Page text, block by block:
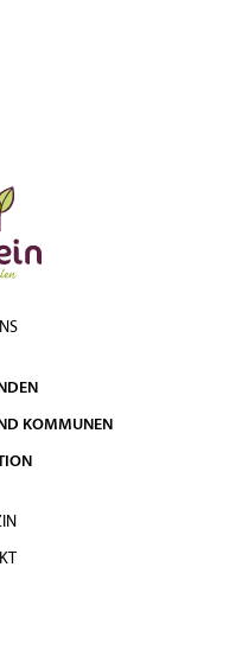
KOMMUNEN